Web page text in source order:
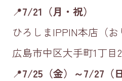
📍7/21 （月・祝）
ひろしまIPPIN本店（お
広島市中区大手町1丁目
📍7/25 （金）～7/27（日